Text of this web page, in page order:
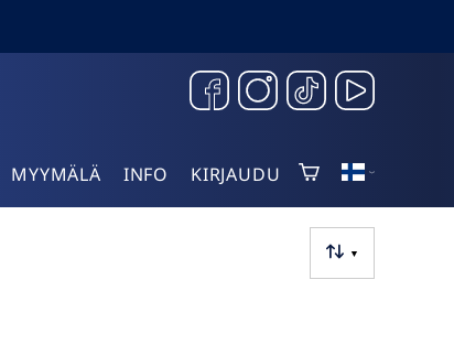
MYYMÄLÄ INFO KIRJAUDU
▼